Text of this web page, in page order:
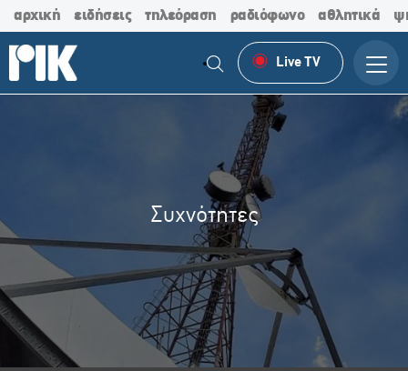
αρχική ειδήσεις τηλεόραση ραδιόφωνο αθλητικά
Live TV
Συχνότητες